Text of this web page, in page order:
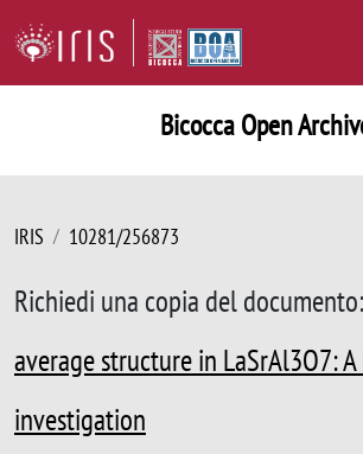
Bicocca Open
IRIS 10281/256873
Richiedi una copia del documento:
average structure in LaSrAl3O7: A
investigation